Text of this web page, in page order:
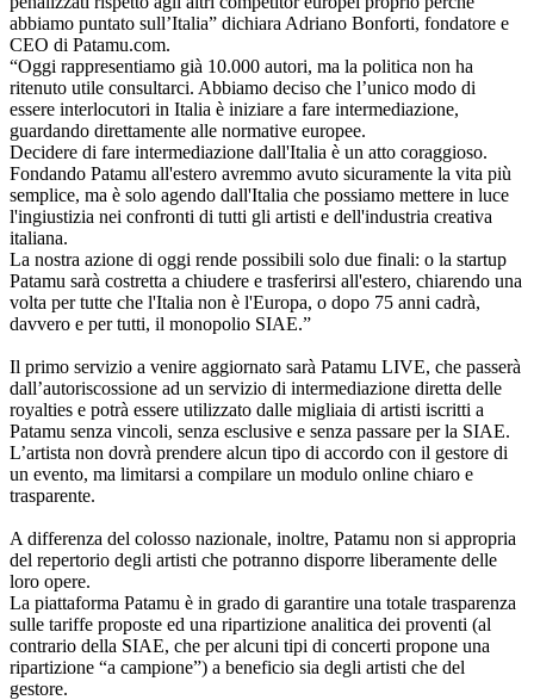
abbiamo puntato sull’Italia” dichiara Adriano Bonforti, fondatore e
CEO di Patamu.com.
“Oggi rappresentiamo già 10.000 autori, ma la politica non ha
ritenuto utile consultarci. Abbiamo deciso che l’unico modo di
essere interlocutori in Italia è iniziare a fare intermediazione,
guardando direttamente alle normative europee.
Decidere di fare intermediazione dall'Italia è un atto coraggioso.
Fondando Patamu all'estero avremmo avuto sicuramente la vita più
semplice, ma è solo agendo dall'Italia che possiamo mettere in luce
l'ingiustizia nei confronti di tutti gli artisti e dell'industria creativa
italiana.
La nostra azione di oggi rende possibili solo due finali: o la startup
Patamu sarà costretta a chiudere e trasferirsi all'estero, chiarendo una
volta per tutte che l'Italia non è l'Europa, o dopo 75 anni cadrà,
davvero e per tutti, il monopolio SIAE.”
Il primo servizio a venire aggiornato sarà Patamu LIVE, che passerà
dall’autoriscossione ad un servizio di intermediazione diretta delle
royalties e potrà essere utilizzato dalle migliaia di artisti iscritti a
Patamu senza vincoli, senza esclusive e senza passare per la SIAE.
L’artista non dovrà prendere alcun tipo di accordo con il gestore di
un evento, ma limitarsi a compilare un modulo online chiaro e
trasparente.
A differenza del colosso nazionale, inoltre, Patamu non si appropria
del repertorio degli artisti che potranno disporre liberamente delle
loro opere.
La piattaforma Patamu è in grado di garantire una totale trasparenza
sulle tariffe proposte ed una ripartizione analitica dei proventi (al
contrario della SIAE, che per alcuni tipi di concerti propone una
ripartizione “a campione”) a beneficio sia degli artisti che del
gestore.